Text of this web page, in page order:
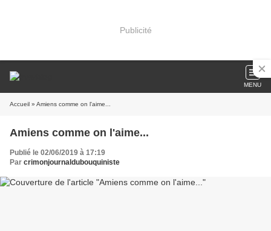
Publicité
MENU
Accueil » Amiens comme on l'aime...
Amiens comme on l'aime...
Publié le 02/06/2019 à 17:19
Par crimonjournaldubouquiniste